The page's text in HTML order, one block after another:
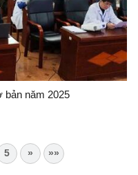
bản năm 2025
5 » »»